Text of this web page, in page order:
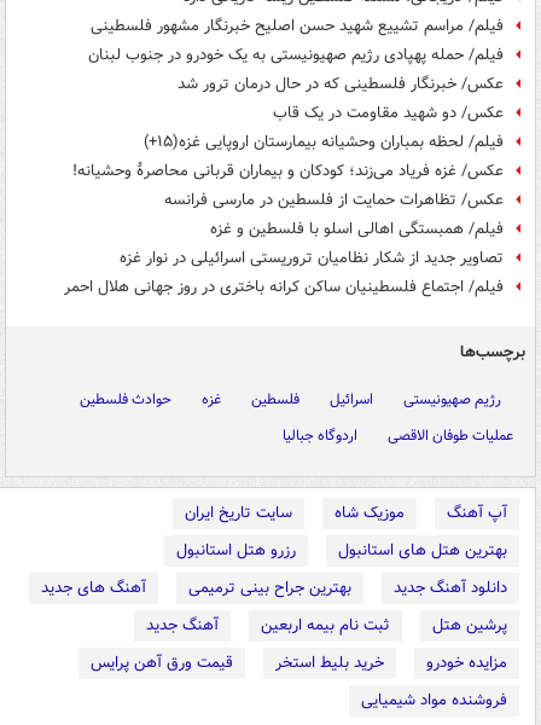
فیلم/ مراسم تشییع شهید حسن اصلیح خبرنگار مشهور فلسطینی
فیلم/ حمله پهپادی رژیم صهیونیستی به یک خودرو در جنوب لبنان
عکس/ خبرنگار فلسطینی که در حال درمان ترور شد
عکس/ دو شهید مقاومت در یک قاب
فیلم/ لحظه بمباران وحشیانه بیمارستان اروپایی غزه(۱۵+)
عکس/ غزه فریاد می‌زند؛ کودکان و بیماران قربانی محاصرهٔ وحشیانه!
عکس/ تظاهرات حمایت از فلسطین در مارسی فرانسه
فیلم/ همبستگی اهالی اسلو با فلسطین و غزه
تصاویر جدید از شکار نظامیان تروریستی اسرائیلی در نوار غزه
فیلم/ اجتماع فلسطینیان ساکن کرانه باختری در روز جهانی هلال احمر
برچسب‌ها
رژیم صهیونیستی اسرائیل فلسطین غزه
حوادث فلسطین
عملیات طوفان الاقصی
اردوگاه جبالیا
آپ آهنگ موزیک شاه
سایت تاریخ ایران
بهترین هتل های استانبول
رزرو هتل استانبول
دانلود آهنگ جدید
بهترین جراح بینی ترمیمی
آهنگ های جدید
پرشین هتل
ثبت نام بیمه اربعین
آهنگ جدید
مزایده خودرو
خرید بلیط استخر
قیمت ورق آهن پرایس
فروشنده مواد شیمیایی